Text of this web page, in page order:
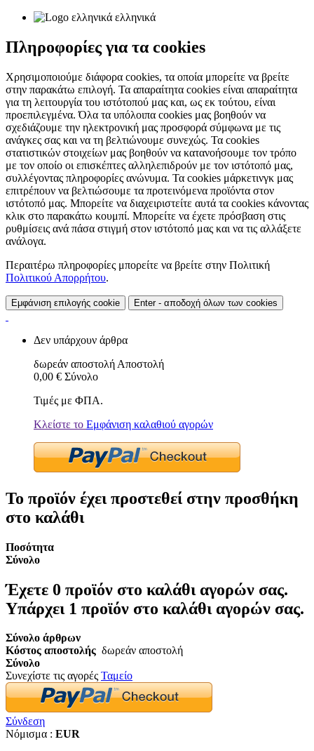
ελληνικά
Πληροφορίες για τα cookies
Χρησιμοποιούμε διάφορα cookies, τα οποία μπορείτε να βρείτε
στην παρακάτω επιλογή. Τα απαραίτητα cookies είναι απαραίτητα
για τη λειτουργία του ιστότοπού μας και, ως εκ τούτου, είναι
προεπιλεγμένα. Όλα τα υπόλοιπα cookies μας βοηθούν να
σχεδιάζουμε την ηλεκτρονική μας προσφορά σύμφωνα με τις
ανάγκες σας και να τη βελτιώνουμε συνεχώς. Τα cookies
στατιστικών στοιχείων μας βοηθούν να κατανοήσουμε τον τρόπο
με τον οποίο οι επισκέπτες αλληλεπιδρούν με τον ιστότοπό μας,
συλλέγοντας πληροφορίες ανώνυμα. Τα cookies μάρκετινγκ μας
επιτρέπουν να βελτιώσουμε τα προτεινόμενα προϊόντα στον
ιστότοπό μας. Μπορείτε να διαχειριστείτε αυτά τα cookies κάνοντας
κλικ στο παρακάτω κουμπί. Μπορείτε να έχετε πρόσβαση στις
ρυθμίσεις ανά πάσα στιγμή στον ιστότοπό μας και να τις αλλάξετε
ανάλογα.
Περαιτέρω πληροφορίες μπορείτε να βρείτε στην Πολιτική
Πολιτικού Απορρήτου.
Εμφάνιση επιλογής cookie Enter - αποδοχή όλων των cookies
Δεν υπάρχουν άρθρα
δωρεάν αποστολή Αποστολή
0,00 € Σύνολο
Τιμές με ΦΠΑ.
Κλείστε το Εμφάνιση καλαθιού αγορών
Το προϊόν έχει προστεθεί στην προσθήκη
στο καλάθι
Ποσότητα
Σύνολο
Έχετε 0 προϊόν στο καλάθι αγορών σας.
Υπάρχει 1 προϊόν στο καλάθι αγορών σας.
Σύνολο άρθρων
Κόστος αποστολής δωρεάν αποστολή
Σύνολο
Συνεχίστε τις αγορές Ταμείο
Σύνδεση
Νόμισμα : EUR